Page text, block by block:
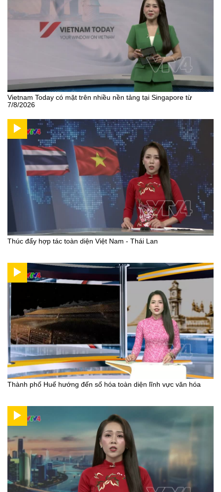
Vietnam Today có mặt trên nhiều nền tảng tại Singapore từ
7/8/2026
Thúc đẩy hợp tác toàn diện Việt Nam - Thái Lan
Thành phố Huế hướng đến số hóa toàn diện lĩnh vực văn hóa